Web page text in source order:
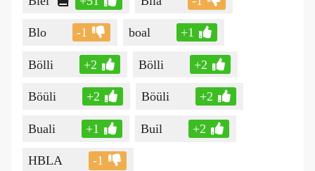
Blo -1 boal +1
Bölli +2 Bölli +2
Böüli +2 Böüli +2
Buali +1 Buil +2
HBLA -1